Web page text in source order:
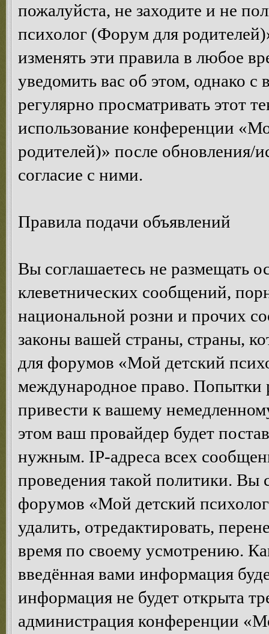
пожалуйста, не заходите и не
психолог (Форум для
изменять эти правила в любое
уведомить вас об этом, однако
регулярно просматривать этот
использование конференции
родителей)» после обновления/
согласие с ними.
Правила подачи объявлений
Вы соглашаетесь не размещать
клеветнических сообщений,
национальной розни и прочих
законы вашей страны, страны,
для форумов «Мой детский
международное право. Попытки
привести к вашему
этом ваш провайдер будет
нужным. IP-адреса всех
проведения такой политики. Вы
форумов «Мой детский
удалить, отредактировать,
время по своему усмотрению.
введённая вами информация
информация не будет открыта
администрация конференции